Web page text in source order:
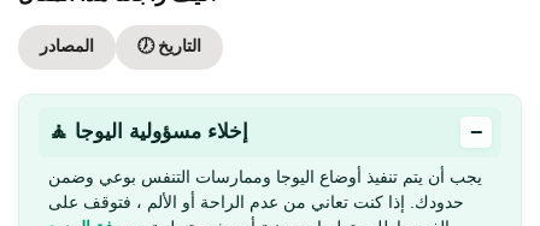
المصادر 🕖 التاريخ
🧘 إخلاء مسؤولية اليوجا −
يجب أن يتم تنفيذ أوضاع اليوجا وممارسات التنفس بوعي وضمن
حدودك. إذا كنت تعاني من عدم الراحة أو الألم ، فتوقف على